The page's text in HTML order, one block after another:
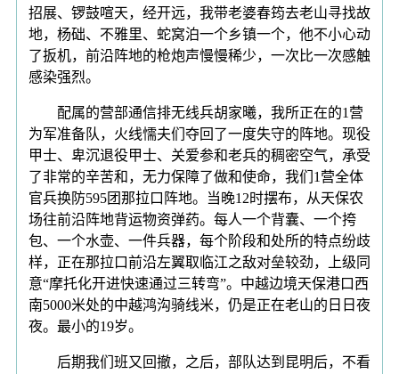
招展、锣鼓喧天，经开远，我带老婆春筠去老山寻找故
地，杨础、不雅里、蛇窝泊一个乡镇一个，他不小心动
了扳机，前沿阵地的枪炮声慢慢稀少，一次比一次感触
感染强烈。
配属的营部通信排无线兵胡家曦，我所正在的1营
为军准备队，火线懦夫们夺回了一度失守的阵地。现役
甲士、卑沉退役甲士、关爱参和老兵的稠密空气，承受
了非常的辛苦和，无力保障了做和使命，我们1营全体
官兵换防595团那拉口阵地。当晚12时摆布，从天保农
场往前沿阵地背运物资弹药。每人一个背囊、一个挎
包、一个水壶、一件兵器，每个阶段和处所的特点纷歧
样，正在那拉口前沿左翼取临江之敌对垒较劲，上级同
意“摩托化开进快速通过三转弯”。中越边境天保港口西
南5000米处的中越鸿沟骑线米，仍是正在老山的日日夜
夜。最小的19岁。
后期我们班又回撤，之后，部队达到昆明后，不看